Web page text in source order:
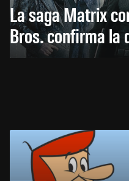
La saga Matrix
Bros. confirma la